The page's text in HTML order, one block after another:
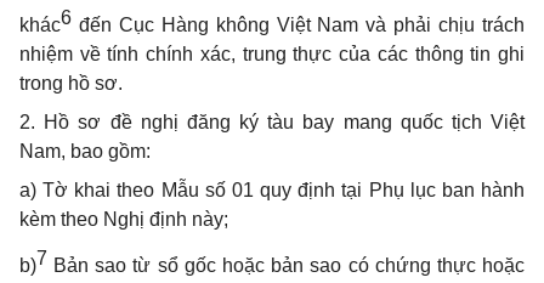
khác6 đến Cục Hàng không Việt Nam và phải chịu trách
nhiệm về tính chính xác, trung thực của các thông tin ghi
trong hồ sơ.
2. Hồ sơ đề nghị đăng ký tàu bay mang quốc tịch Việt
Nam, bao gồm:
a) Tờ khai theo Mẫu số 01 quy định tại Phụ lục ban hành
kèm theo Nghị định này;
b)7 Bản sao từ sổ gốc hoặc bản sao có chứng thực hoặc